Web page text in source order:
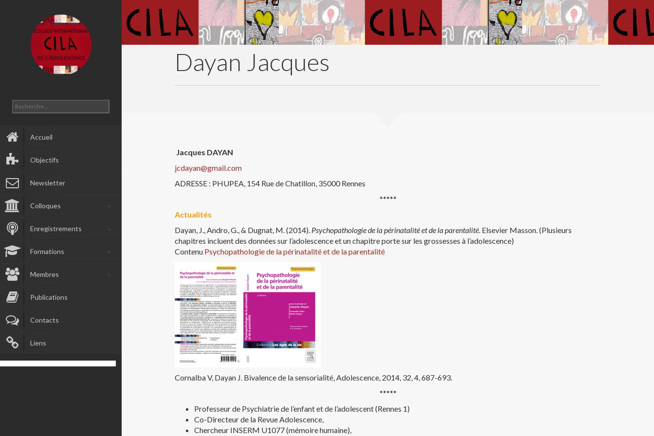
Accueil
Objectifs
Newsletter
Colloques
Enregistrements
Formations
Membres
Publications
Contacts
Liens
Dayan Jacques
Jacques DAYAN
jcdayan@gmail.com
ADRESSE : PHUPEA, 154 Rue de Chatillon, 35000 Rennes
*****
Actualités
Dayan, J., Andro, G., & Dugnat, M. (2014). Psychopathologie de la périnatalité et de la parentalité. Elsevier Masson. (Plusieurs
chapitres incluent des données sur l’adolescence et un chapitre porte sur les grossesses à l’adolescence)
Contenu Psychopathologie de la périnatalité et de la parentalité
Cornalba V, Dayan J. Bivalence de la sensorialité, Adolescence, 2014, 32, 4, 687-693.
*****
Professeur de Psychiatrie de l’enfant et de l’adolescent (Rennes 1)
Co-Directeur de la Revue Adolescence,
Chercheur INSERM U1077 (mémoire humaine),